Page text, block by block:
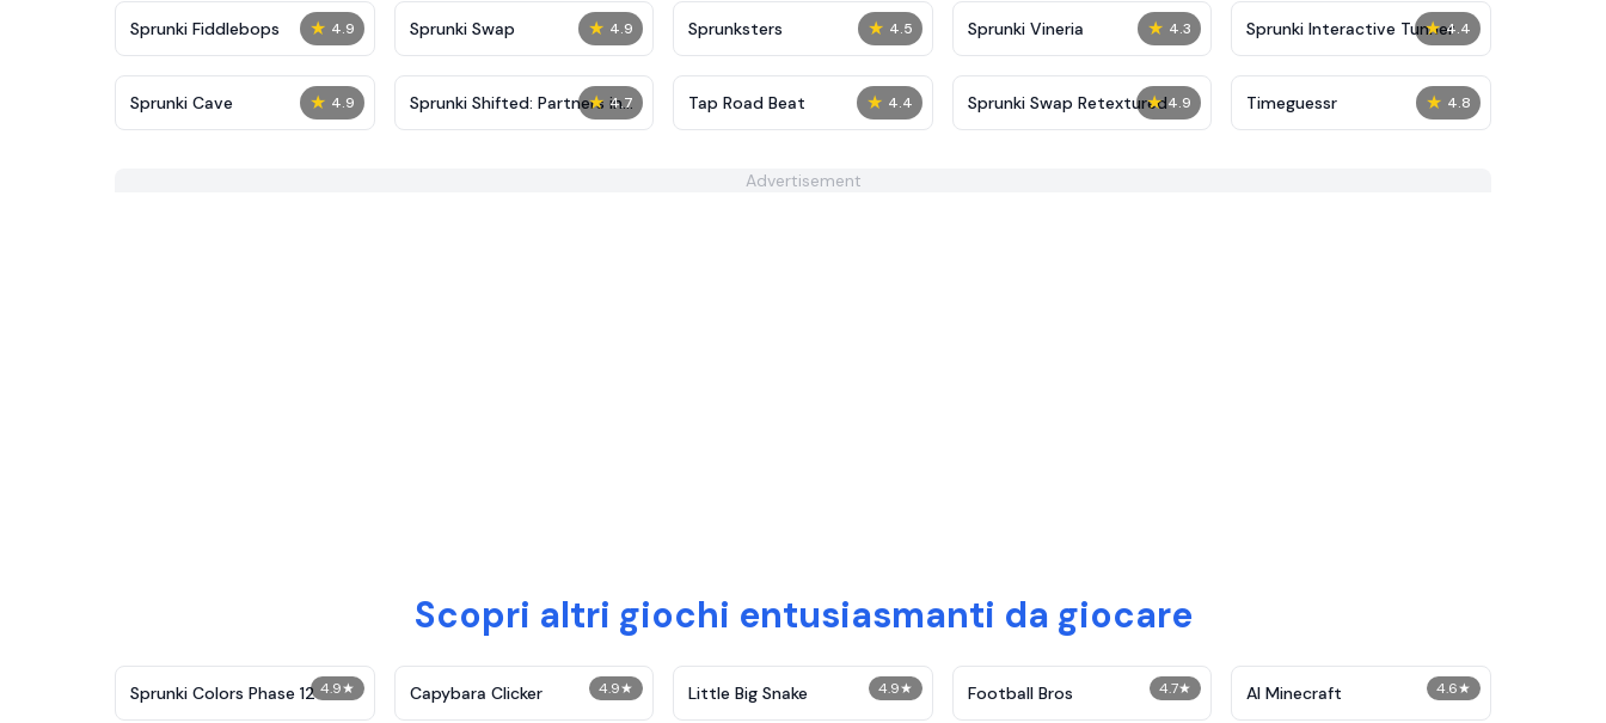
★ 4.9
Sprunki Fiddlebops ★ 4.9
Sprunki Swap ★ 4.5
Sprunksters ★ 4.3
Sprunki Vineria ★ 4.4
Sprunki Interactive Tunner
★ 4.9
Sprunki Cave ★ 4.7
Sprunki Shifted: Partners in
Carnage
★ 4.4
Tap Road Beat ★ 4.9
Sprunki Swap Retextured ★ 4.8
Timeguessr
Advertisement
Scopri altri giochi entusiasmanti da giocare
4.9★
Sprunki Colors Phase 12 4.9★
Capybara Clicker 4.9★
Little Big Snake 4.7★
Football Bros 4.6★
AI Minecraft